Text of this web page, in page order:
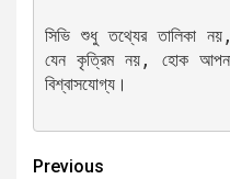
সিভি শুধু তথ্যের তালিকা
যেন কৃত্রিম নয়, হোক
বিশ্বাসযোগ্য।
Previous